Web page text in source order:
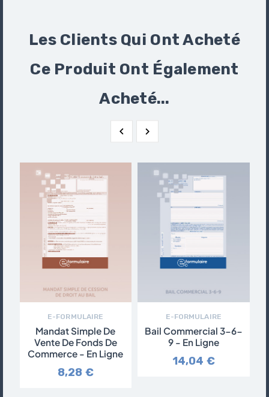
Les Clients Qui Ont Acheté
Ce Produit Ont Également
Acheté...
 
E-FORMULAIRE
Mandat Simple De
Vente De Fonds De
Commerce - En Ligne
8,28 €
E-FORMULAIRE
Bail Commercial 3-6-
9 - En Ligne
14,04 €